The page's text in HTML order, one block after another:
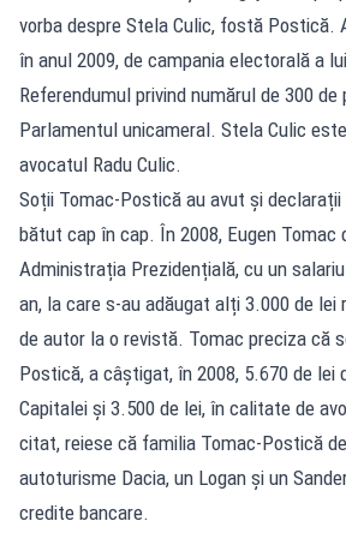
vorba despre Stela Culic, fostă Postică.
în anul 2009, de campania electorală a
Referendumul privind numărul de 300
Parlamentul unicameral. Stela Culic
avocatul Radu Culic.
Soții Tomac-Postică au avut și declarații
bătut cap în cap. În 2008, Eugen Tomac
Administrația Prezidențială, cu un
an, la care s-au adăugat alți 3.000 de lei
de autor la o revistă. Tomac preciza că
Postică, a câștigat, în 2008, 5.670 de lei
Capitalei și 3.500 de lei, în calitate de
citat, reiese că familia Tomac-Postică
autoturisme Dacia, un Logan și un
credite bancare.